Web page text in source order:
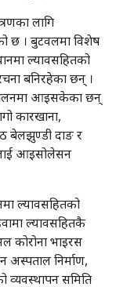
लागि
छ । बुटवलमा विशेष
ल्यावसहितको
बनिरहेका छन् ।
आइसकेका छन्
कारखाना,
बेलझुण्डी दाङ र
आइसोलेसन
ल्यावसहितको
ल्यावसहितकै
कोरोना भाइरस
अस्पताल निर्माण,
व्यवस्थापन समिति